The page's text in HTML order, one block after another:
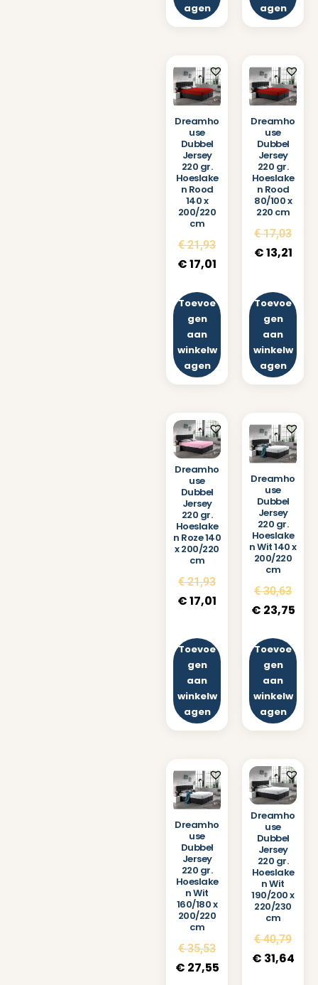
agen
agen
Dreamho
use
Dubbel
Jersey
220 gr.
Hoeslake
n Rood
140 x
200/220
cm
€21,93
€17,01
Toevoe
gen
aan
winkelw
agen
Dreamho
use
Dubbel
Jersey
220 gr.
Hoeslake
n Rood
80/100 x
220 cm
€17,03
€13,21
Toevoe
gen
aan
winkelw
agen
Dreamho
use
Dubbel
Jersey
220 gr.
Hoeslake
n Roze 140
x 200/220
cm
€21,93
€17,01
Toevoe
gen
aan
winkelw
agen
Dreamho
use
Dubbel
Jersey
220 gr.
Hoeslake
n Wit 140 x
200/220
cm
€30,63
€ 23,75
Toevoe
gen
aan
winkelw
agen
Dreamho
use
Dubbel
Jersey
220 gr.
Hoeslake
n Wit
160/180 x
200/220
cm
€35,53
€ 27,55
Dreamho
use
Dubbel
Jersey
220 gr.
Hoeslake
n Wit
190/200 x
220/230
cm
€40,79
€ 31,64